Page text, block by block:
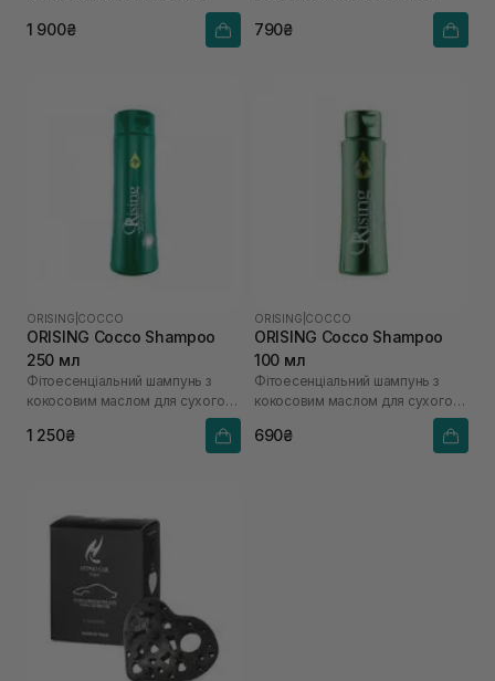
1 900₴ 790₴
ORISING COCCO
ORISING Cocco Shampoo
250 мл
Фітоесенціальний шампунь з
кокосовим маслом для сухого
1 250₴
ORISING COCCO
ORISING Cocco Shampoo
100 мл
Фітоесенціальний шампунь з
кокосовим маслом для сухого
690₴